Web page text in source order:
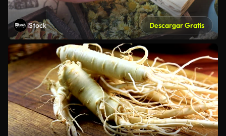
iStock Descargar Gratis